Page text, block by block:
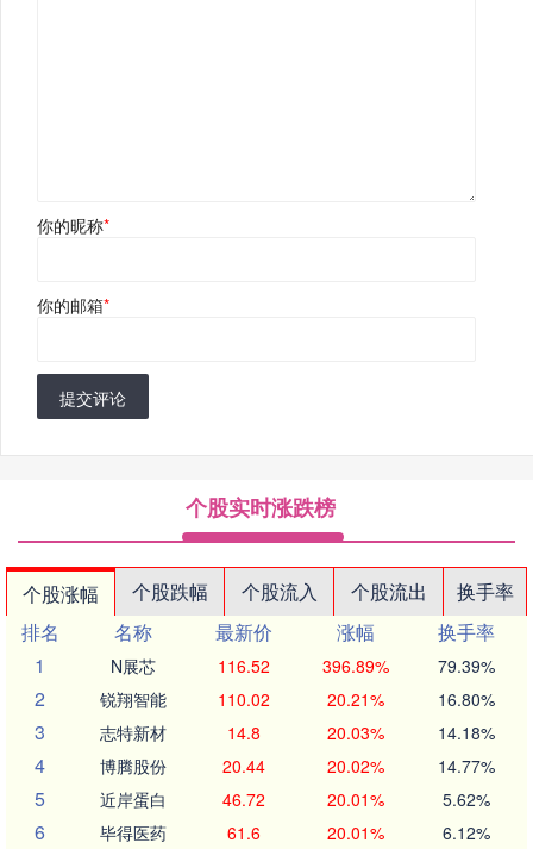
你的昵称*
你的邮箱*
提交评论
个股实时涨跌榜
个股涨幅 个股跌幅 个股流入 个股流出
换手率
排名
名称 最新价 涨幅
换手率
1
N展芯 116.52 396.89% 79.39%
2 锐翔智能 110.02 20.21% 16.80%
3 志特新材 14.8 20.03% 14.18%
4 博腾股份 20.44 20.02% 14.77%
5 近岸蛋白 46.72 20.01% 5.62%
6 毕得医药 61.6 20.01% 6.12%